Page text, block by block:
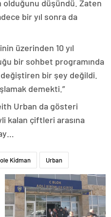
olduğunu düşündü. Zaten
bir yıl sonra da
üzerinden 10 yıl
bir sohbet programında
bir şey değildi.
demekti.”
Urban da gösteri
kalan çiftleri arasına
Kidman Urban